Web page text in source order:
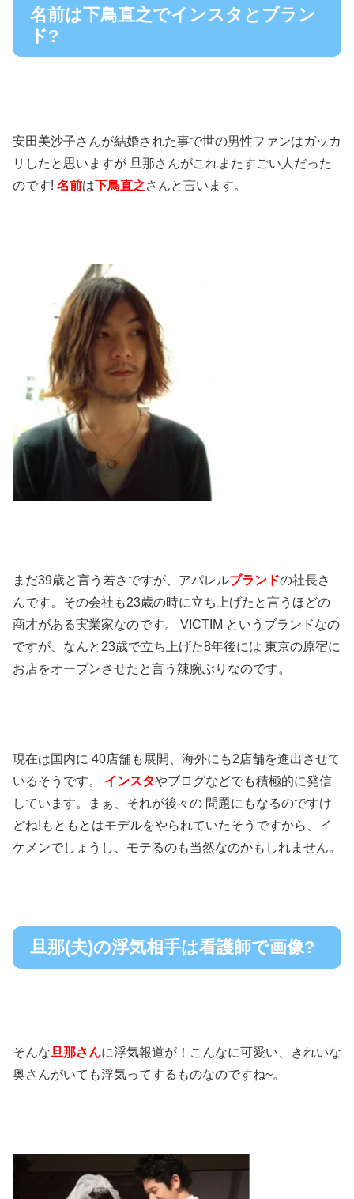
名前は下鳥直之でインスタとブラン
ド?
安田美沙子さんが結婚された事で世の男性ファンはガッカ
リしたと思いますが 旦那さんがこれまたすごい人だった
のです! 名前は下鳥直之さんと言います。
まだ39歳と言う若さですが、アパレルブランドの社長さ
んです。その会社も23歳の時に立ち上げたと言うほどの
商才がある実業家なのです。 VICTIM というブランドなの
ですが、なんと23歳で立ち上げた8年後には 東京の原宿に
お店をオープンさせたと言う辣腕ぶりなのです。
現在は国内に 40店舗も展開、海外にも2店舗を進出させて
いるそうです。 インスタやブログなどでも積極的に発信
しています。まぁ、それが後々の 問題にもなるのですけ
どね!もともとはモデルをやられていたそうですから、イ
ケメンでしょうし、モテるのも当然なのかもしれません。
旦那(夫)の浮気相手は看護師で画像?
そんな旦那さ んに浮気報道が！こんなに可愛い、きれいな
奥さんがいても浮気ってするものなのですね~。